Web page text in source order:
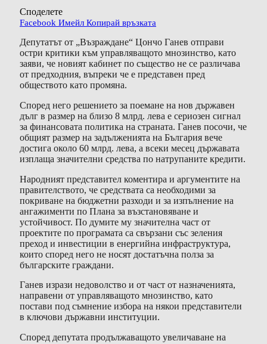
Споделете
Facebook Имейл Копирай връзката
Депутатът от „Възраждане“ Цончо Ганев отправи
остри критики към управляващото мнозинство, като
заяви, че новият кабинет по същество не се различава
от предходния, въпреки че е представен пред
обществото като промяна.
Според него решението за поемане на нов държавен
дълг в размер на близо 8 млрд. лева е сериозен сигнал
за финансовата политика на страната. Ганев посочи, че
общият размер на задълженията на България вече
достига около 60 млрд. лева, а всеки месец държавата
изплаща значителни средства по натрупаните кредити.
Народният представител коментира и аргументите на
правителството, че средствата са необходими за
покриване на бюджетни разходи и за изпълнение на
ангажименти по Плана за възстановяване и
устойчивост. По думите му значителна част от
проектите по програмата са свързани със зеления
преход и инвестиции в енергийна инфраструктура,
които според него не носят достатъчна полза за
българските граждани.
Ганев изрази недоволство и от част от назначенията,
направени от управляващото мнозинство, като
постави под съмнение избора на някои представители
в ключови държавни институции.
Според депутата продължаващото увеличаване на